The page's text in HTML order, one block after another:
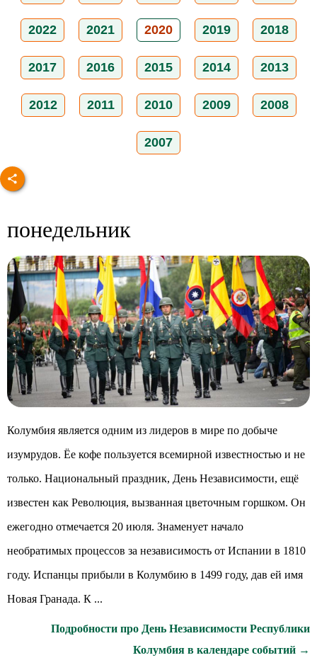
2022 2021 2020 2019 2018
2017 2016 2015 2014 2013
2012 2011 2010 2009 2008
2007
понедельник
Колумбия является одним из лидеров в мире по добыче
изумрудов. Ёе кофе пользуется всемирной известностью и не
только. Национальный праздник, День Независимости, ещё
известен как Революция, вызванная цветочным горшком. Он
ежегодно отмечается 20 июля. Знаменует начало
необратимых процессов за независимость от Испании в 1810
году. Испанцы прибыли в Колумбию в 1499 году, дав ей имя
Новая Гранада. К ...
Подробности про День Независимости Республики
Колумбия в календаре событий →